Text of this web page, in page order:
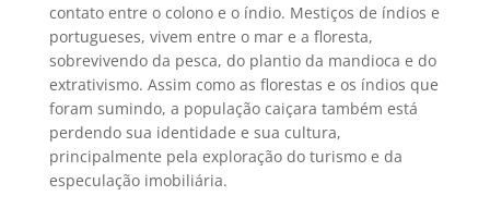
contato entre o colono e o índio. Mestiços de índios e
portugueses, vivem entre o mar e a floresta,
sobrevivendo da pesca, do plantio da mandioca e do
extrativismo. Assim como as florestas e os índios que
foram sumindo, a população caiçara também está
perdendo sua identidade e sua cultura,
principalmente pela exploração do turismo e da
especulação imobiliária.